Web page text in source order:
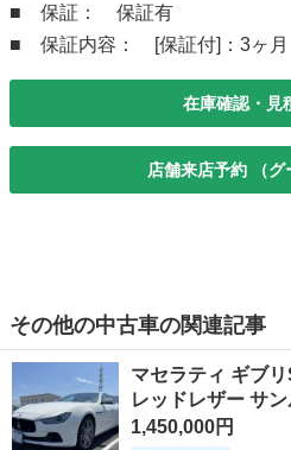
■ 保証： 保証有
■ 保証内容： [保証付]：3ヶ月
在庫確認・見
店舗来店予約 （グ
その他の中古車の関連記事
マセラティ ギブ
レッドレザー サ
1,450,000円